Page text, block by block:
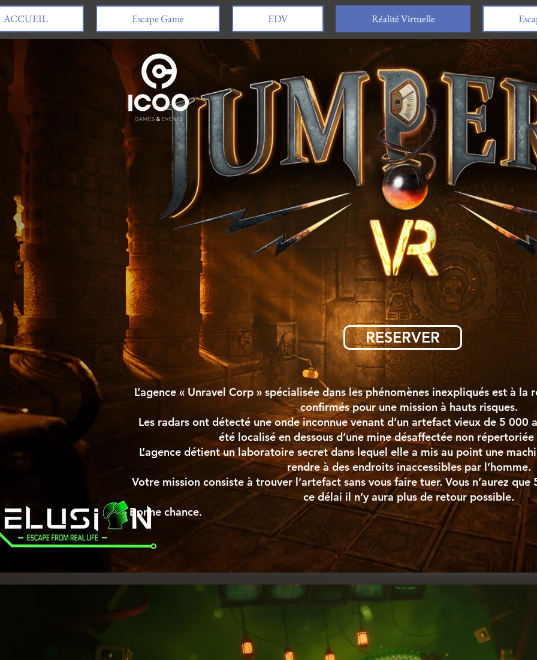
ACCUEIL Escape Game EDV Réalité Virtuelle
RESERVER
L’agence « Unravel Corp » spécialisée dans les phénomènes inexpliqués est à la
confirmés pour une mission à hauts risques.
Les radars ont détecté une onde inconnue venant d’un artefact vieux de 5 000
été localisé en dessous d’une mine désaffectée non
L’agence détient un laboratoire secret dans lequel elle a mis au point une
rendre à des endroits inaccessibles par l’homme.
Votre mission consiste à trouver l’artefact sans vous faire tuer. Vous n’aurez
ce délai il n’y aura plus de retour possible.
Bonne chance.